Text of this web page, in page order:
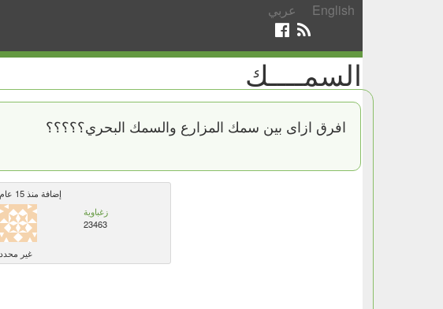
عربي English
السمــــك
افرق ازاى بين سمك المزارع والسمك البحري؟؟؟؟؟
إضافة منذ 15 عام
زغباوية
23463
غير محدد